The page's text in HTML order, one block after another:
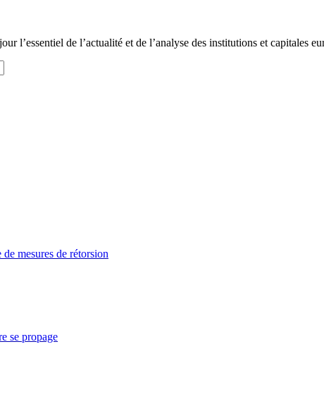
l’essentiel de l’actualité et de l’analyse des institutions et capitales
mesures de rétorsion
se propage